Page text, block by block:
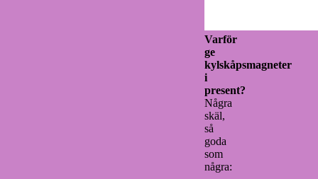
Varför
ge
kylskåpsmagneter
i
present?
Några
skäl,
så
goda
som
några: